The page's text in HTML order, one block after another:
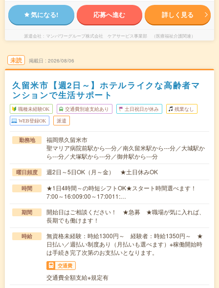
気になる! 応募へ進む 詳しく見る
派遣会社 マンパワーグループ株式会社 ケアサービス事業部 （医療福祉介護関連）
未読 掲載日 2026/08/06
久留米市【週2日～】ホテルライクな高齢者マ
ンションで生活サポート
職種未経験OK 交通費別途支給あり 土日祝日が休み 残業なし
WEB登録OK 派遣
勤務地
福岡県久留米市
聖マリア病院前駅から---分／南久留米駅から---分／大城駅か
ら---分／犬塚駅から---分／御井駅から---分
曜日頻度 週2日～5日OK（月～金） ★土日休みOK
時間
★1日4時間～の時短シフトOK★スタート時間選べます！
7:00～16:009:00～17:0011:…
期間
開始日はご相談ください！ ★急募 ★職場が気に入れば、
長期でも働けます！
時給
無資格未経験：時給1300円～ 経験者：時給1350円～ ★
日払い／週払い制度あり（月払いも選べます）※稼働開始時
は手続き完了次第のお支払いとなります。
交通費
交通費全額支給※規定有